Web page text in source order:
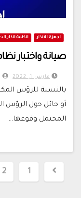
اجهزة الانذار انظمة انذار
صيانة واختبار
مارس 1, 2022
بالنسبة للرؤس
أو حائل حول الرؤس
المحتمل وقوعها…
تعدد
صفحات
1
2